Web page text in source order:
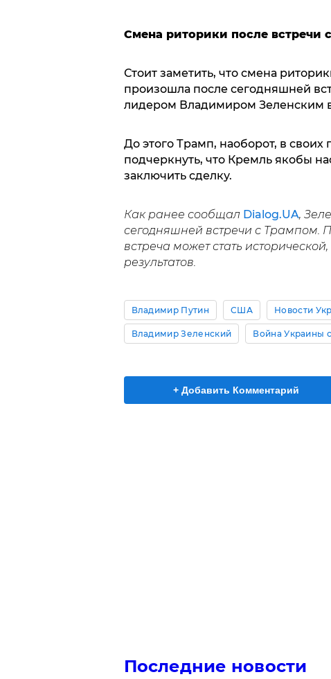
Смена риторики после встречи
Стоит заметить, что смена
произошла после сегодняшней
лидером Владимиром Зеленским
До этого Трамп, наоборот, в своих
подчеркнуть, что Кремль якобы
заключить сделку.
Как ранее сообщал Dialog.UA,
сегодняшней встречи с Трампом.
встреча может стать
результатов.
Владимир Путин США Новости
Владимир Зеленский Война Украины
+ Добавить Комментарий
Последние новости